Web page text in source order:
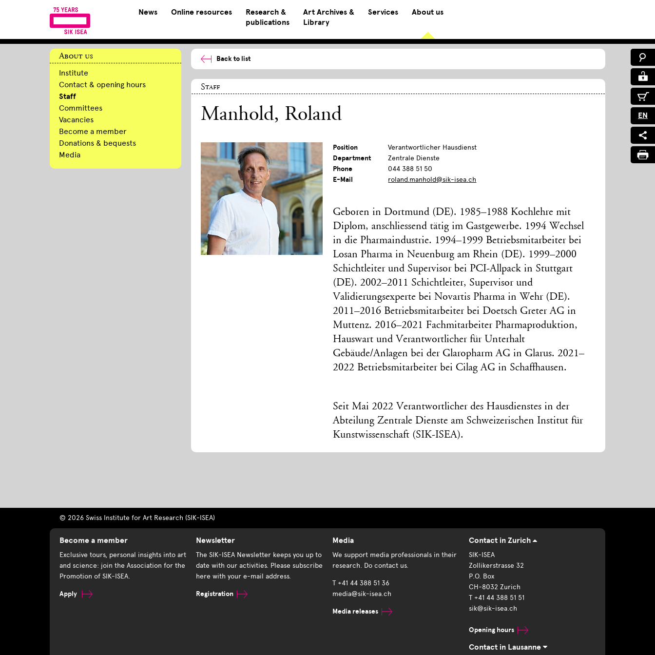
News Online resources
Research &
publications
Art Archives &
Library
Services About us
EN
About us
Institute
Contact & opening hours
Staff
Committees
Vacancies
Become a member
Donations & bequests
Media
Back to list
Staff
Manhold, Roland
Position
Verantwortlicher Hausdienst
Department
Zentrale Dienste
Phone
044 388 51 50
E-Mail
roland.manhold@sik-isea.ch
Geboren in Dortmund (DE). 1985–1988 Kochlehre mit
Diplom, anschliessend tätig im Gastgewerbe. 1994 Wechsel
in die Pharmaindustrie. 1994–1999 Betriebsmitarbeiter bei
Losan Pharma in Neuenburg am Rhein (DE). 1999–2000
Schichtleiter und Supervisor bei PCI-Allpack in Stuttgart
(DE). 2002–2011 Schichtleiter, Supervisor und
Validierungsexperte bei Novartis Pharma in Wehr (DE).
2011–2016 Betriebsmitarbeiter bei Doetsch Greter AG in
Muttenz. 2016–2021 Fachmitarbeiter Pharmaproduktion,
Hauswart und Verantwortlicher für Unterhalt
Gebäude/Anlagen bei der Glaropharm AG in Glarus. 2021–
2022 Betriebsmitarbeiter bei Cilag AG in Schaffhausen.
Seit Mai 2022 Verantwortlicher des Hausdienstes in der
Abteilung Zentrale Dienste am Schweizerischen Institut für
Kunstwissenschaft (SIK-ISEA).
© 2026 Swiss Institute for Art Research (SIK-ISEA)
Become a member
Exclusive tours, personal insights into art
and science: join the Association for the
Promotion of SIK-ISEA.
Apply
Newsletter
The SIK-ISEA Newsletter keeps you up to
date with our activities. Please subscribe
here with your e-mail address.
Registration
Media
We support media professionals in their
research. Do contact us.
T +41 44 388 51 36
media@sik-isea.ch
Media releases
Contact in Zurich
SIK-ISEA
Zollikerstrasse 32
P.O. Box
CH-8032 Zurich
T +41 44 388 51 51
sik@sik-isea.ch
Opening hours
Contact in Lausanne